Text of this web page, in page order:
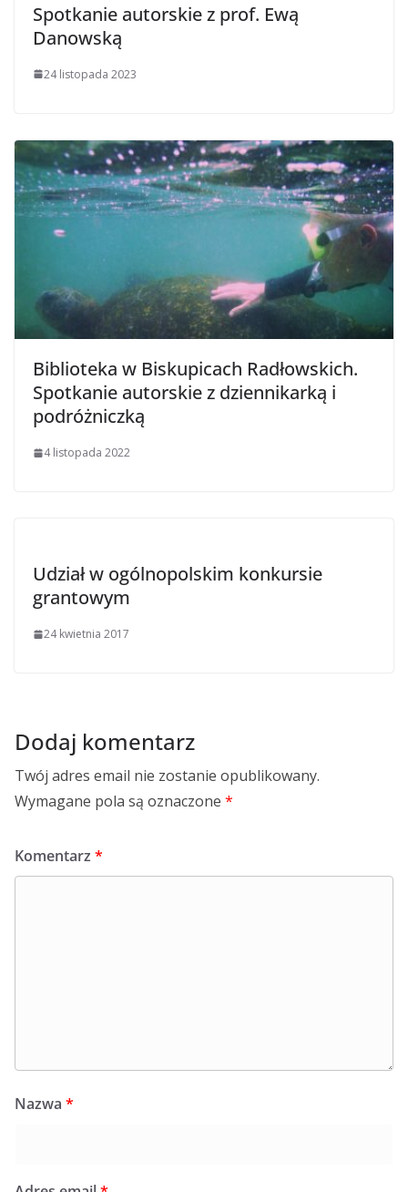
Spotkanie autorskie z prof. Ewą
Danowską
24 listopada 2023
Biblioteka w Biskupicach Radłowskich.
Spotkanie autorskie z dziennikarką i
podróżniczką
4 listopada 2022
Udział w ogólnopolskim konkursie
grantowym
24 kwietnia 2017
Dodaj komentarz
Twój adres email nie zostanie opublikowany.
Wymagane pola są oznaczone *
Komentarz *
Nazwa *